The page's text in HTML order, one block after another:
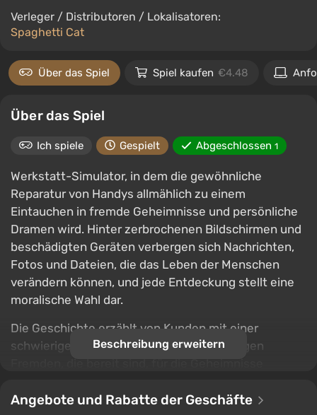
Verleger / Distributoren / Lokalisatoren:
Spaghetti Cat
Über das Spiel Spiel kaufen €4.48
Über das Spiel
Ich spiele Gespielt Abgeschlossen 1
Werkstatt-Simulator, in dem die gewöhnliche
Reparatur von Handys allmählich zu einem
Eintauchen in fremde Geheimnisse und persönliche
Dramen wird. Hinter zerbrochenen Bildschirmen und
beschädigten Geräten verbergen sich Nachrichten,
Fotos und Dateien, die das Leben der Menschen
verändern können, und jede Entdeckung stellt eine
moralische Wahl dar.
Die Geschichte erzählt von Kunden mit einer
schwierigen Vergangenheit und verdächtigen
nicht nur das Schicksal der Umgebung, sondern auch
Beschreibung erweitern
Angebote und Rabatte der Geschäfte